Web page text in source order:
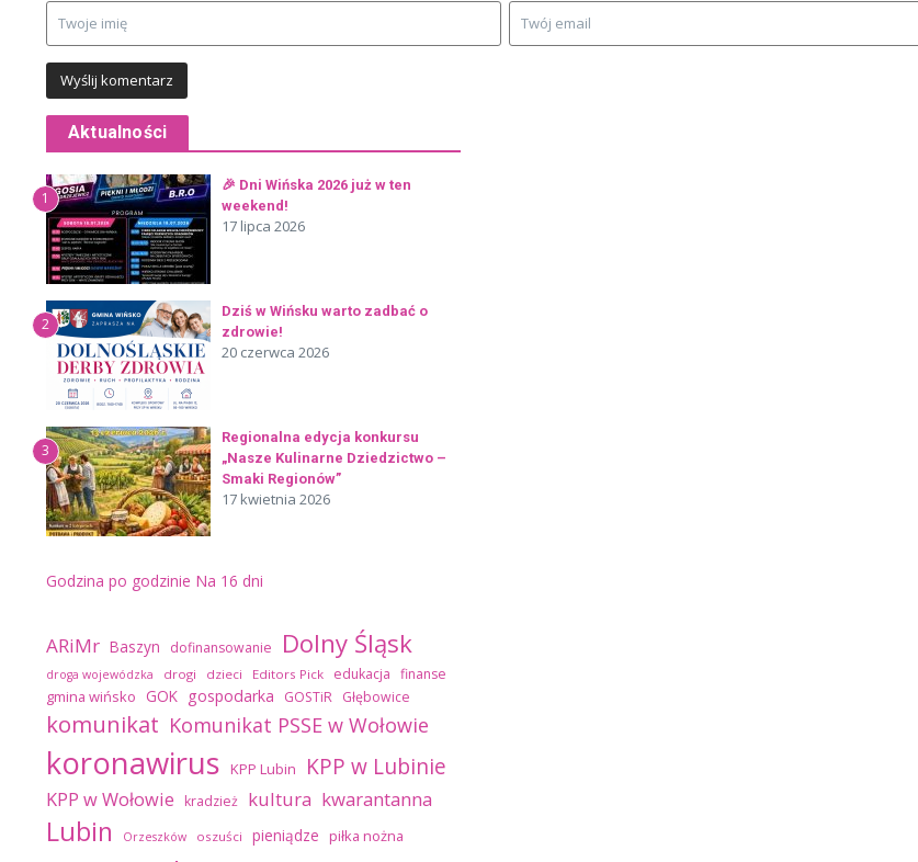
Aktualności
1
🎉 Dni Wińska 2026 już w ten
weekend!
17 lipca 2026
2
Dziś w Wińsku warto zadbać o
zdrowie!
20 czerwca 2026
3
Regionalna edycja konkursu
„Nasze Kulinarne Dziedzictwo –
Smaki Regionów”
17 kwietnia 2026
Godzina po godzinie Na 16 dni
ARiMr Baszyn dofinansowanie Dolny Śląsk
droga wojewódzka drogi dzieci Editors Pick edukacja finanse
gmina wińsko GOK gospodarka GOSTiR Głębowice
komunikat Komunikat PSSE w Wołowie
koronawirus KPP Lubin KPP w Lubinie
KPP w Wołowie kradzież kultura kwarantanna
Lubin Orzeszków oszuści pieniądze piłka nożna